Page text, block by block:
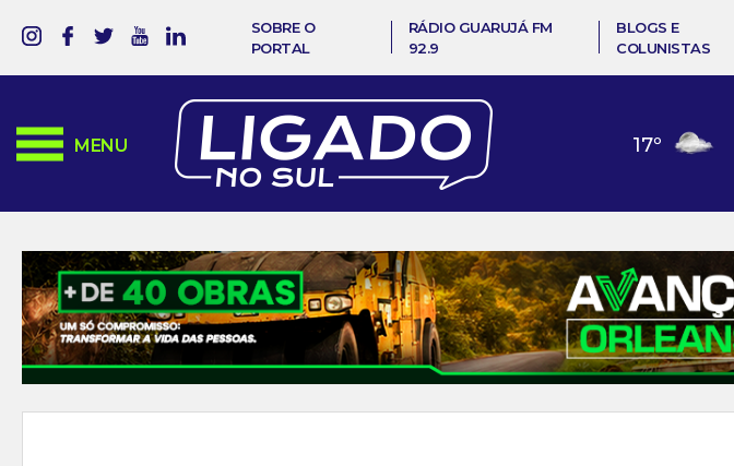
SOBRE O
PORTAL
RÁDIO GUARUJÁ FM
92.9
BLOGS E
COLUNISTAS
MENU 17º